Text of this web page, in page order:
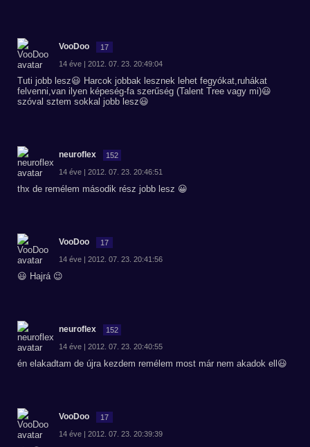
VooDoo 17
14 éve | 2012. 07. 23. 20:49:04
Tuti jobb lesz😃 Harcok jobbak lesznek lehet fegyókat,ruhákat
felvenni,van ilyen képeség-fa szerűség (Talent Tree vagy mi)😃
szóval sztem sokkal jobb lesz😃
neuroflex 152
14 éve | 2012. 07. 23. 20:46:51
thx de remélem második rész jobb lesz 😀
VooDoo 17
14 éve | 2012. 07. 23. 20:41:56
😃 Hajrá 😉
neuroflex 152
14 éve | 2012. 07. 23. 20:40:55
én elakadtam de újra kezdem remélem most már nem akadok ell😃
VooDoo 17
14 éve | 2012. 07. 23. 20:39:39